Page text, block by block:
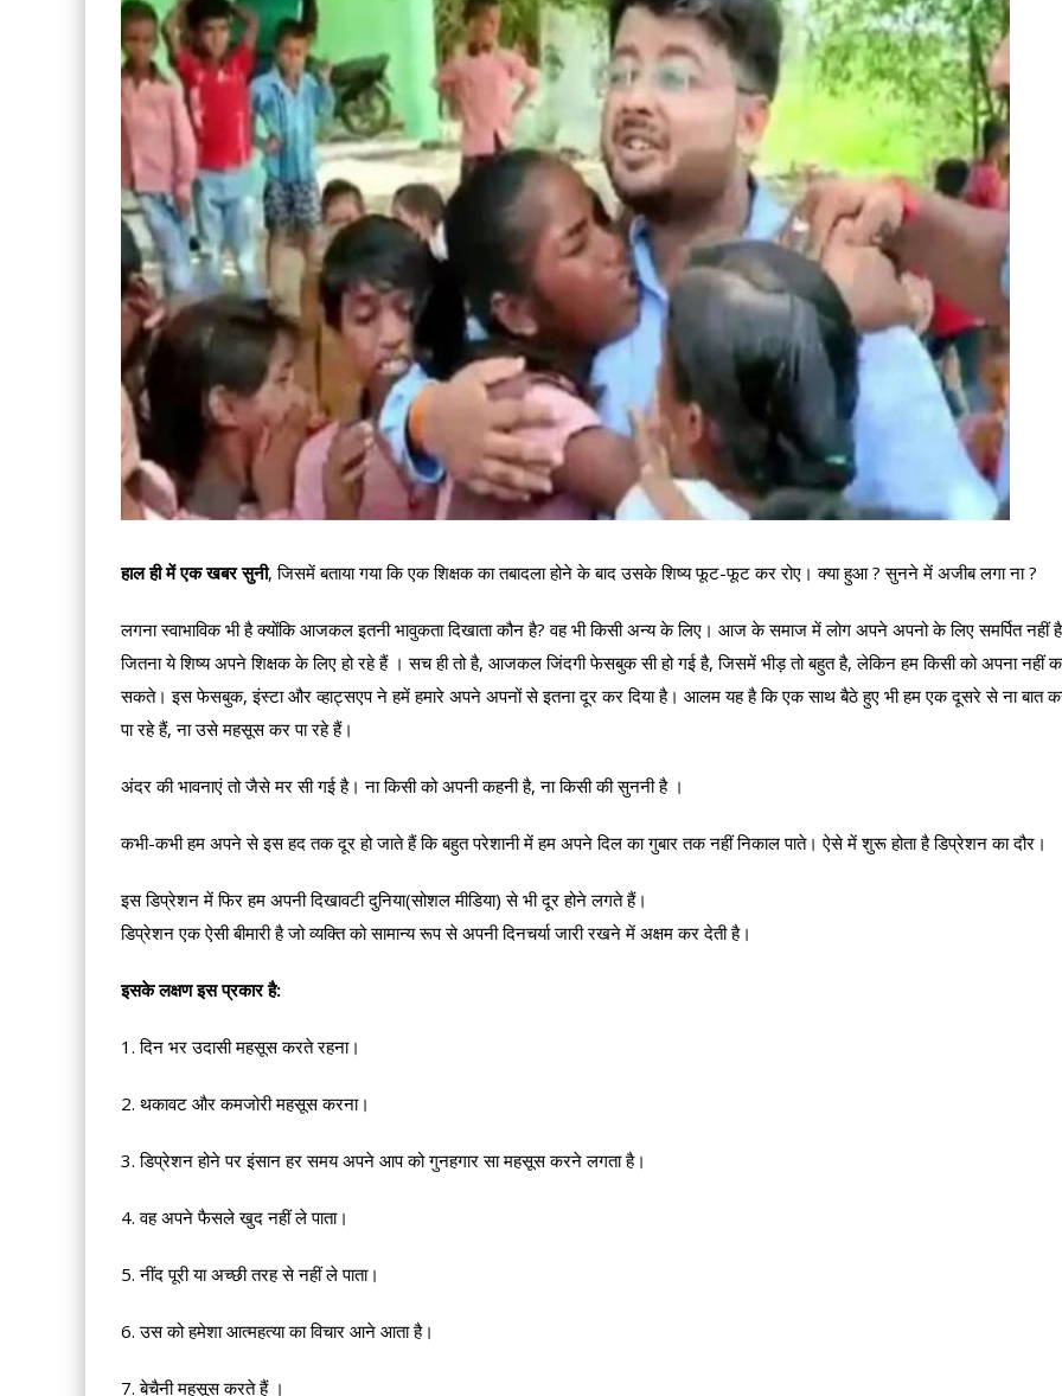
हाल ही में एक खबर सुनी, जिसमें बताया गया कि एक शिक्षक का तबादला होने के बाद उसके शिष्य फूट-फूट कर रोए। क्या हुआ ? सुनने में अजीब लगा ना ?
लगना स्वाभाविक भी है क्योंकि आजकल इतनी भावुकता दिखाता कौन है? वह भी किसी अन्य के लिए। आज के समाज में लोग अपने अपनो के लिए समर्पित नहीं
जितना ये शिष्य अपने शिक्षक के लिए हो रहे हैं । सच ही तो है, आजकल जिंदगी फेसबुक सी हो गई है, जिसमें भीड़ तो बहुत है, लेकिन हम किसी को अपना नहीं
सकते। इस फेसबुक, इंस्टा और व्हाट्सएप ने हमें हमारे अपने अपनों से इतना दूर कर दिया है। आलम यह है कि एक साथ बैठे हुए भी हम एक दूसरे से ना बात
पा रहे हैं, ना उसे महसूस कर पा रहे हैं।
अंदर की भावनाएं तो जैसे मर सी गई है। ना किसी को अपनी कहनी है, ना किसी की सुननी है ।
कभी-कभी हम अपने से इस हद तक दूर हो जाते हैं कि बहुत परेशानी में हम अपने दिल का गुबार तक नहीं निकाल पाते। ऐसे में शुरू होता है डिप्रेशन का दौर।
इस डिप्रेशन में फिर हम अपनी दिखावटी दुनिया(सोशल मीडिया) से भी दूर होने लगते हैं।
डिप्रेशन एक ऐसी बीमारी है जो व्यक्ति को सामान्य रूप से अपनी दिनचर्या जारी रखने में अक्षम कर देती है।
इसके लक्षण इस प्रकार है:
1. दिन भर उदासी महसूस करते रहना।
2. थकावट और कमजोरी महसूस करना।
3. डिप्रेशन होने पर इंसान हर समय अपने आप को गुनहगार सा महसूस करने लगता है।
4. वह अपने फैसले खुद नहीं ले पाता।
5. नींद पूरी या अच्छी तरह से नहीं ले पाता।
6. उस को हमेशा आत्महत्या का विचार आने आता है।
7. बेचैनी महसूस करते हैं ।